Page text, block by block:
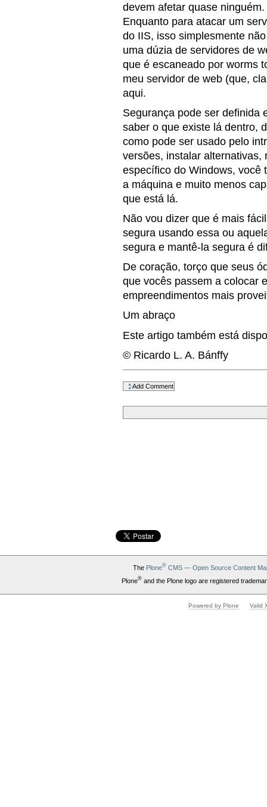
devem afetar quase
Enquanto para atacar um
do IIS, isso simplesmente
uma dúzia de servidores de
que é escaneado por worms
meu servidor de web (que,
aqui.
Segurança pode ser definida
saber o que existe lá dentro,
como pode ser usado pelo
versões, instalar
específico do Windows, você
a máquina e muito menos
que está lá.
Não vou dizer que é mais
segura usando essa ou
segura e mantê-la segura é
De coração, torço que seus
que vocês passem a colocar
empreendimentos mais
Um abraço
Este artigo também está
© Ricardo L. A. Bánffy
Actions
The Plone®CMS — Open Source Content
Plone®and the Plone logo are registered
Powered by Plone Valid